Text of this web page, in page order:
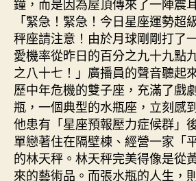
「緊急！緊急！今日星座運勢超
秤座請注意！由於月球剛剛打了
愛機率從昨日的百分之九十九點
之八十七！」廣播員的聲音聽起
歷中年危機的雙子座，充滿了戲
瓶，一個典型的水瓶座，立刻感
他患有「星座預報壓力症候群」
單戀著住在隔壁棟、經營一家「
的林天秤。林天秤完美得像是從
來的藝術品。而張水瓶的人生，